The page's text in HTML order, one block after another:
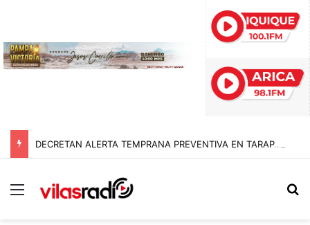
DECRETAN ALERTA TEMPRANA PREVENTIVA EN TARAPACÁ POR NEVADAS, LLUVIAS Y TORMENTAS ELÉCTRICAS
Menú